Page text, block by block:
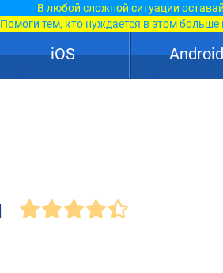
В любой сложной ситуации
Помоги тем, кто нуждается в этом больше
iOS Android